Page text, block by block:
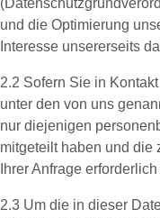
und die Optimierung
Interesse unsererseits
2.2 Sofern Sie in
unter den von uns
nur diejenigen
mitgeteilt haben und die
Ihrer Anfrage
2.3 Um die in dieser